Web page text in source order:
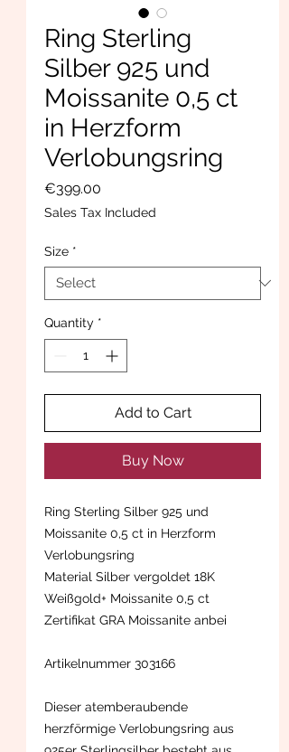
Ring Sterling
Silber 925 und
Moissanite 0,5 ct
in Herzform
Verlobungsring
€399.00
Sales Tax Included
Size *
Quantity *
Add to Cart
Buy Now
Ring Sterling Silber 925 und
Moissanite 0,5 ct in Herzform
Verlobungsring
Material Silber vergoldet 18K
Weißgold+ Moissanite 0,5 ct
Zertifikat GRA Moissanite anbei
Artikelnummer 303166
Dieser atemberaubende
herzförmige Verlobungsring aus